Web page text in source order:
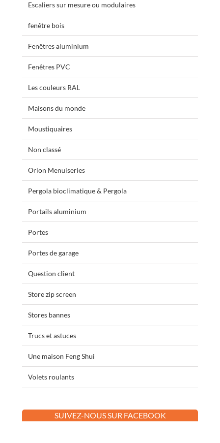
Escaliers sur mesure ou modulaires
fenêtre bois
Fenêtres aluminium
Fenêtres PVC
Les couleurs RAL
Maisons du monde
Moustiquaires
Non classé
Orion Menuiseries
Pergola bioclimatique & Pergola
Portails aluminium
Portes
Portes de garage
Question client
Store zip screen
Stores bannes
Trucs et astuces
Une maison Feng Shui
Volets roulants
SUIVEZ-NOUS SUR FACEBOOK